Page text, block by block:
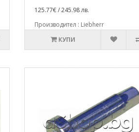
125.77€ / 245.98 лв.
Производител : Liebherr
КУПИ